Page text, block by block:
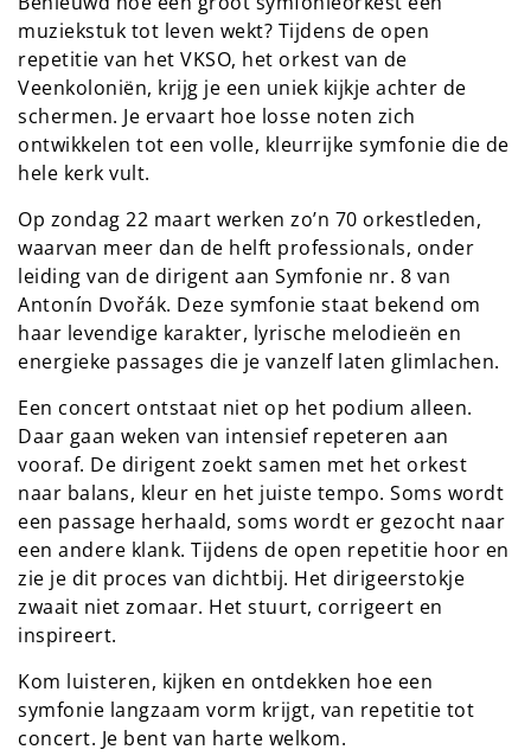
muziekstuk tot leven wekt? Tijdens de open
repetitie van het VKSO, het orkest van de
Veenkoloniën, krijg je een uniek kijkje achter de
schermen. Je ervaart hoe losse noten zich
ontwikkelen tot een volle, kleurrijke symfonie die de
hele kerk vult.
Op zondag 22 maart werken zo’n 70 orkestleden,
waarvan meer dan de helft professionals, onder
leiding van de dirigent aan Symfonie nr. 8 van
Antonín Dvořák. Deze symfonie staat bekend om
haar levendige karakter, lyrische melodieën en
energieke passages die je vanzelf laten glimlachen.
Een concert ontstaat niet op het podium alleen.
Daar gaan weken van intensief repeteren aan
vooraf. De dirigent zoekt samen met het orkest
naar balans, kleur en het juiste tempo. Soms wordt
een passage herhaald, soms wordt er gezocht naar
een andere klank. Tijdens de open repetitie hoor en
zie je dit proces van dichtbij. Het dirigeerstokje
zwaait niet zomaar. Het stuurt, corrigeert en
inspireert.
Kom luisteren, kijken en ontdekken hoe een
symfonie langzaam vorm krijgt, van repetitie tot
concert. Je bent van harte welkom.